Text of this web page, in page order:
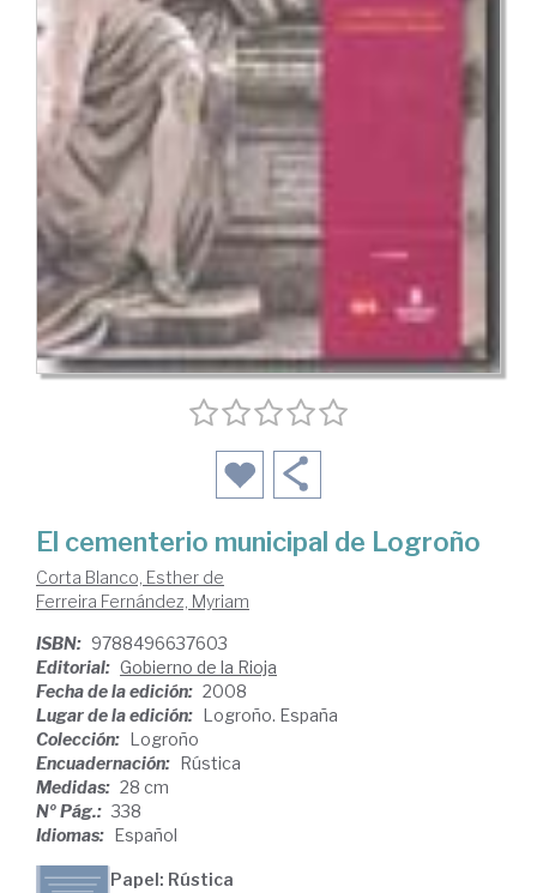
El cementerio municipal de Logroño
Corta Blanco, Esther de
Ferreira Fernández, Myriam
ISBN: 9788496637603
Editorial: Gobierno de la Rioja
Fecha de la edición: 2008
Lugar de la edición: Logroño. España
Colección: Logroño
Encuadernación: Rústica
Medidas: 28 cm
Nº Pág.: 338
Idiomas: Español
Papel: Rústica